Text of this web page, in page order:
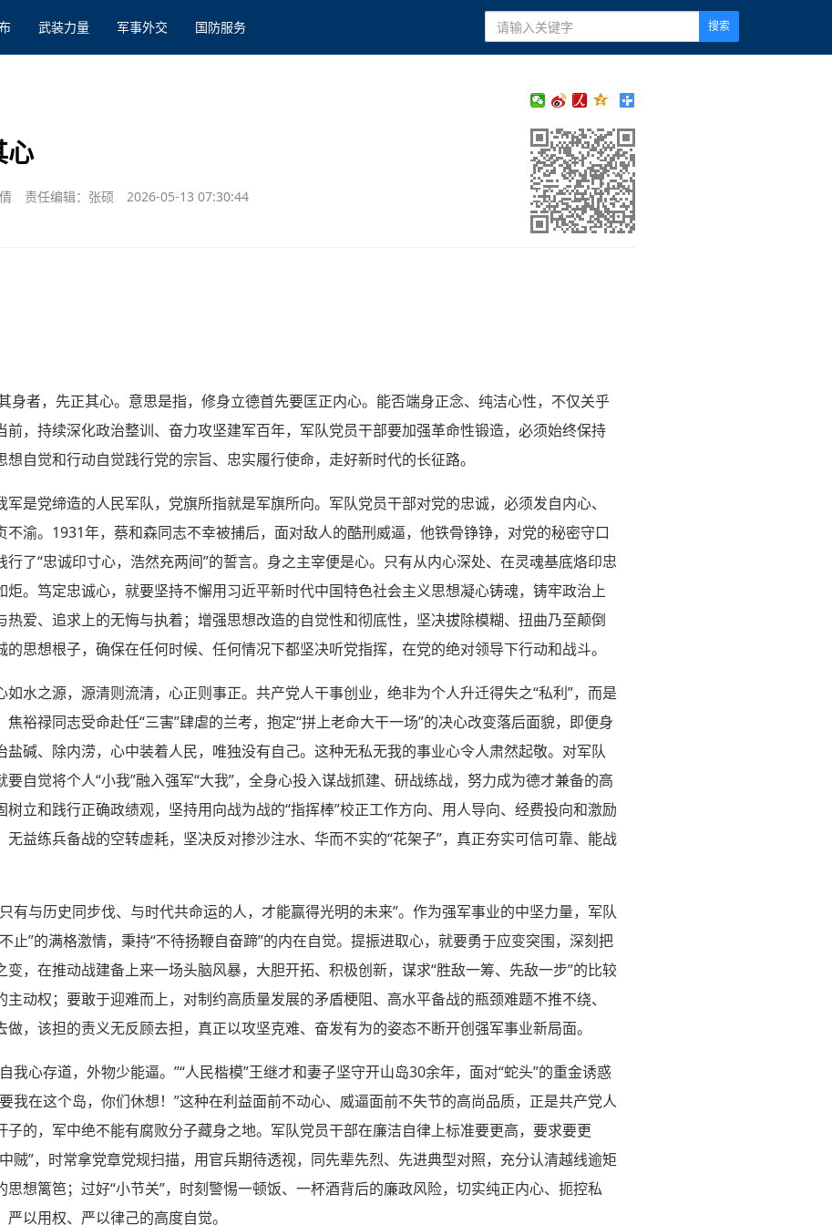
武装力量 军事外交 国防服务 搜索
心
责任编辑：张硕 2026-05-13 07:30:44
身者，先正其心。意思是指，修身立德首先要匡正内心。能否端身正念、纯洁心性，不仅关乎
前，持续深化政治整训、奋力攻坚建军百年，军队党员干部要加强革命性锻造，必须始终保持
自觉和行动自觉践行党的宗旨、忠实履行使命，走好新时代的长征路。
是党缔造的人民军队，党旗所指就是军旗所向。军队党员干部对党的忠诚，必须发自内心、
渝。1931年，蔡和森同志不幸被捕后，面对敌人的酷刑威逼，他铁骨铮铮，对党的秘密守口
了“忠诚印寸心，浩然充两间”的誓言。身之主宰便是心。只有从内心深处、在灵魂基底烙印忠
。笃定忠诚心，就要坚持不懈用习近平新时代中国特色社会主义思想凝心铸魂，铸牢政治上
热爱、追求上的无悔与执着；增强思想改造的自觉性和彻底性，坚决拔除模糊、扭曲乃至颠倒
思想根子，确保在任何时候、任何情况下都坚决听党指挥，在党的绝对领导下行动和战斗。
水之源，源清则流清，心正则事正。共产党人干事创业，绝非为个人升迁得失之“私利”，而是
焦裕禄同志受命赴任“三害”肆虐的兰考，抱定“拼上老命大干一场”的决心改变落后面貌，即便身
盐碱、除内涝，心中装着人民，唯独没有自己。这种无私无我的事业心令人肃然起敬。对军队
自觉将个人“小我”融入强军“大我”，全身心投入谋战抓建、研战练战，努力成为德才兼备的高
立和践行正确政绩观，坚持用向战为战的“指挥棒”校正工作方向、用人导向、经费投向和激励
益练兵备战的空转虚耗，坚决反对掺沙注水、华而不实的“花架子”，真正夯实可信可靠、能战
有与历史同步伐、与时代共命运的人，才能赢得光明的未来”。作为强军事业的中坚力量，军队
止”的满格激情，秉持“不待扬鞭自奋蹄”的内在自觉。提振进取心，就要勇于应变突围，深刻把
，在推动战建备上来一场头脑风暴，大胆开拓、积极创新，谋求“胜敌一筹、先敌一步”的比较
动权；要敢于迎难而上，对制约高质量发展的矛盾梗阻、高水平备战的瓶颈难题不推不绕、
，该担的责义无反顾去担，真正以攻坚克难、奋发有为的姿态不断开创强军事业新局面。
我心存道，外物少能逼。”“人民楷模”王继才和妻子坚守开山岛30余年，面对“蛇头”的重金诱惑
我在这个岛，你们休想！”这种在利益面前不动心、威逼面前不失节的高尚品质，正是共产党人
子的，军中绝不能有腐败分子藏身之地。军队党员干部在廉洁自律上标准要更高，要求要更
贼”，时常拿党章党规扫描，用官兵期待透视，同先辈先烈、先进典型对照，充分认清越线逾矩
想篱笆；过好“小节关”，时刻警惕一顿饭、一杯酒背后的廉政风险，切实纯正内心、扼控私
以用权、严以律己的高度自觉。